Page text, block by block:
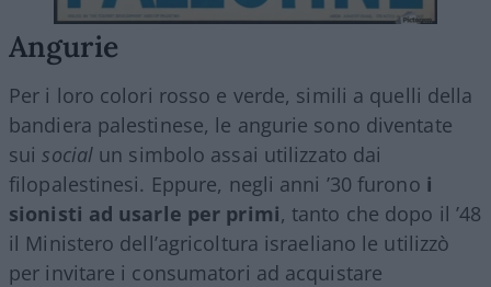
Angurie
Per i loro colori rosso e verde, simili a quelli della
bandiera palestinese, le angurie sono diventate
suisocial un simbolo assai utilizzato dai
filopalestinesi. Eppure, negli anni ’30 furono i
sionisti ad usarle per primi, tanto che dopo il ’48
il Ministero dell’agricoltura israeliano le utilizzò
per invitare i consumatori ad acquistare